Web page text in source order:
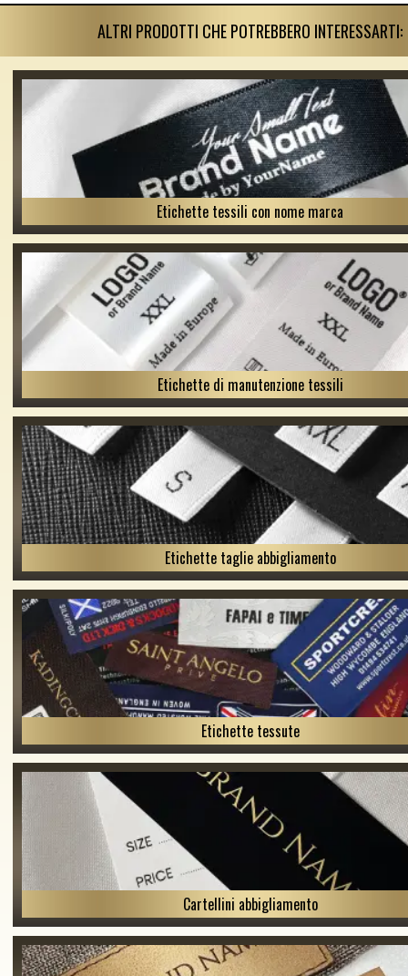
ALTRI PRODOTTI CHE POTREBBERO INTERESSARTI:
Etichette tessili con nome marca
Etichette di manutenzione tessili
Etichette taglie abbigliamento
Etichette tessute
Cartellini abbigliamento